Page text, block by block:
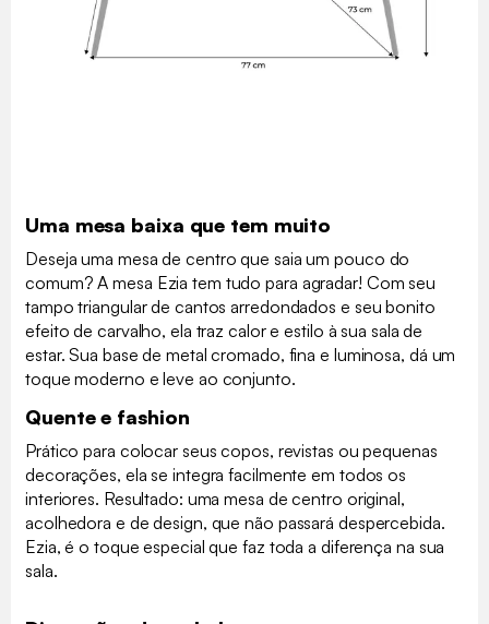
Uma mesa baixa que tem muito
Deseja uma mesa de centro que saia um pouco do
comum? A mesa Ezia tem tudo para agradar! Com seu
tampo triangular de cantos arredondados e seu bonito
efeito de carvalho, ela traz calor e estilo à sua sala de
estar. Sua base de metal cromado, fina e luminosa, dá um
toque moderno e leve ao conjunto.
Quente e fashion
Prático para colocar seus copos, revistas ou pequenas
decorações, ela se integra facilmente em todos os
interiores. Resultado: uma mesa de centro original,
acolhedora e de design, que não passará despercebida.
Ezia, é o toque especial que faz toda a diferença na sua
sala.